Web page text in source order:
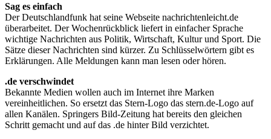
Sag es einfach
Der Deutschlandfunk hat seine Webseite nachrichtenleicht.de
überarbeitet. Der Wochenrückblick liefert in einfacher Sprache
wichtige Nachrichten aus Politik, Wirtschaft, Kultur und Sport. Die
Sätze dieser Nachrichten sind kürzer. Zu Schlüsselwörtern gibt es
Erklärungen. Alle Meldungen kann man lesen oder hören.
.de verschwindet
Bekannte Medien wollen auch im Internet ihre Marken
vereinheitlichen. So ersetzt das Stern-Logo das stern.de-Logo auf
allen Kanälen. Springers Bild-Zeitung hat bereits den gleichen
Schritt gemacht und auf das .de hinter Bild verzichtet.